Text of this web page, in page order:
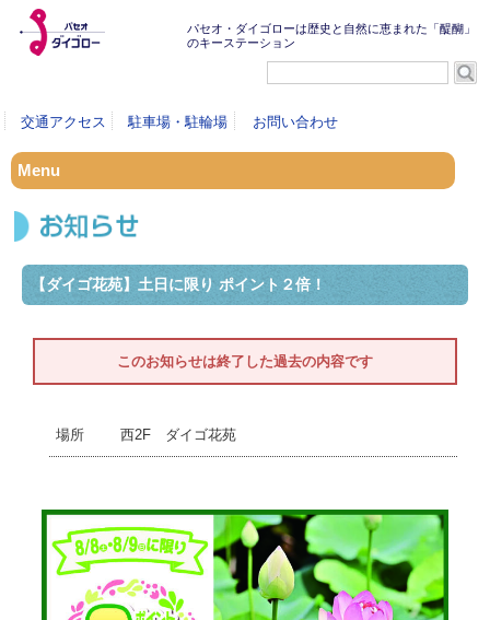
パセオ・ダイゴローは歴史と自然に恵まれた「醍醐」
のキーステーション
交通アクセス 駐車場・駐輪場 お問い合わせ
Menu
【ダイゴ花苑】土日に限り ポイント２倍！
このお知らせは終了した過去の内容です
場所 西2F ダイゴ花苑